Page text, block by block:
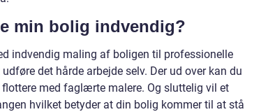
min bolig indvendig?
indvendig maling af boligen til professionelle
det hårde arbejde selv. Der ud over kan du
med faglærte malere. Og sluttelig vil et
hvilket betyder at din bolig kommer til at stå